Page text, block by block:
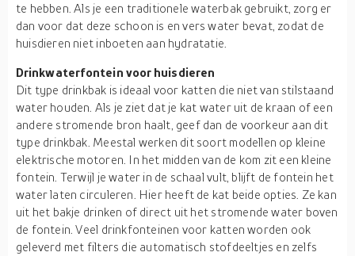
te hebben. Als je een traditionele waterbak gebruikt, zorg er
dan voor dat deze schoon is en vers water bevat, zodat de
huisdieren niet inboeten aan hydratatie.
Drinkwaterfontein voor huisdieren
Dit type drinkbak is ideaal voor katten die niet van stilstaand
water houden. Als je ziet dat je kat water uit de kraan of een
andere stromende bron haalt, geef dan de voorkeur aan dit
type drinkbak. Meestal werken dit soort modellen op kleine
elektrische motoren. In het midden van de kom zit een kleine
fontein. Terwijl je water in de schaal vult, blijft de fontein het
water laten circuleren. Hier heeft de kat beide opties. Ze kan
uit het bakje drinken of direct uit het stromende water boven
de fontein. Veel drinkfonteinen voor katten worden ook
geleverd met filters die automatisch stofdeeltjes en zelfs